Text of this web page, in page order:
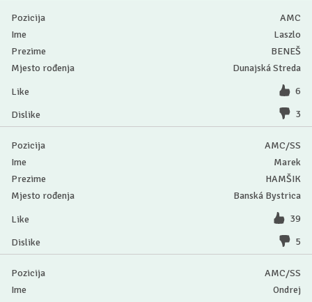
AMC
Laszlo
BENEŠ
Dunajská Streda
6
3
AMC/SS
Marek
HAMŠIK
Banská Bystrica
39
5
AMC/SS
Ondrej